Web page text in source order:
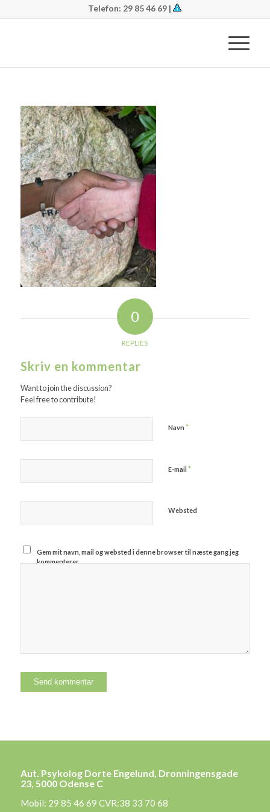
Telefon: 29 85 46 69 |
0
REPLIES
Skriv en kommentar
Want to join the discussion?
Feel free to contribute!
Navn *
E-mail *
Websted
Gem mit navn, mail og websted i denne browser til næste gang jeg
kommenterer.
Aut. Psykolog Dorte Engelund, Dronningensgade
23, 5000 Odense C
Mobil: 29 85 46 69 CVR:38 33 70 68